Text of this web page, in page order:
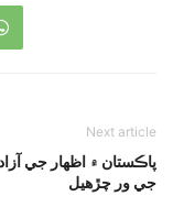
Next article
پاڪستان ۾ اظهار جي
جي ور چڙهيل